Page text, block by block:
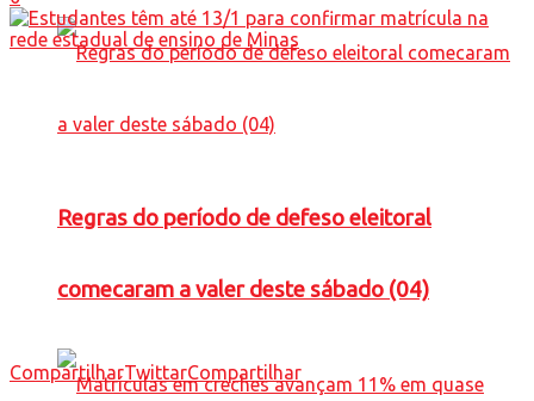
Regras do período de defeso eleitoral
comecaram a valer deste sábado (04)
CompartilharTwittarCompartilhar